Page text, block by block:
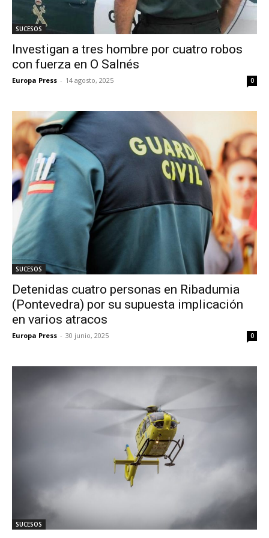
SUCESOS
Investigan a tres hombre por cuatro robos
con fuerza en O Salnés
Europa Press - 14 agosto, 2025 0
SUCESOS
Detenidas cuatro personas en Ribadumia
(Pontevedra) por su supuesta implicación
en varios atracos
Europa Press - 30 junio, 2025 0
SUCESOS